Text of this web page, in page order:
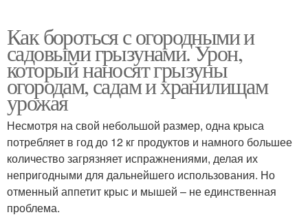
Как бороться с огородными и
садовыми грызунами. Урон,
который наносят грызуны
огородам, садам и хранилищам
урожая
Несмотря на свой небольшой размер, одна крыса
потребляет в год до 12 кг продуктов и намного большее
количество загрязняет испражнениями, делая их
непригодными для дальнейшего использования. Но
отменный аппетит крыс и мышей – не единственная
проблема.